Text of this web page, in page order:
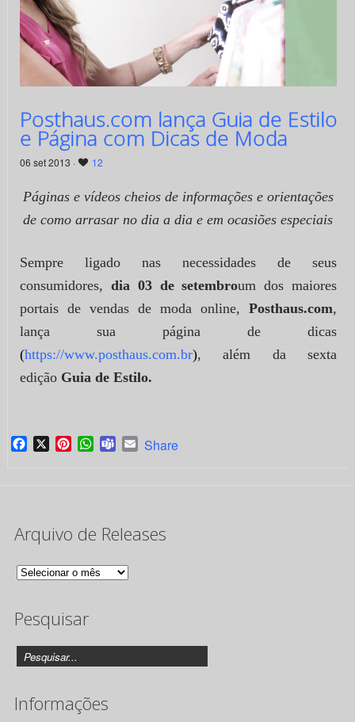
Posthaus.com lança Guia de Estilo
e Página com Dicas de Moda
06 set 2013 · 12
Páginas e vídeos cheios de informações e orientações
de como arrasar no dia a dia e em ocasiões especiais
Sempre ligado nas necessidades de seus
consumidores, dia 03 de setembroum dos maiores
portais de vendas de moda online,Posthaus.com,
lança sua página de dicas
(https://www.posthaus.com.br), além da sexta
edição Guia de Estilo.
Facebook
X PinterestWhatsApp
TeamsEmail
Share
Arquivo de Releases
Arquivo
Releases
Pesquisar
Informações